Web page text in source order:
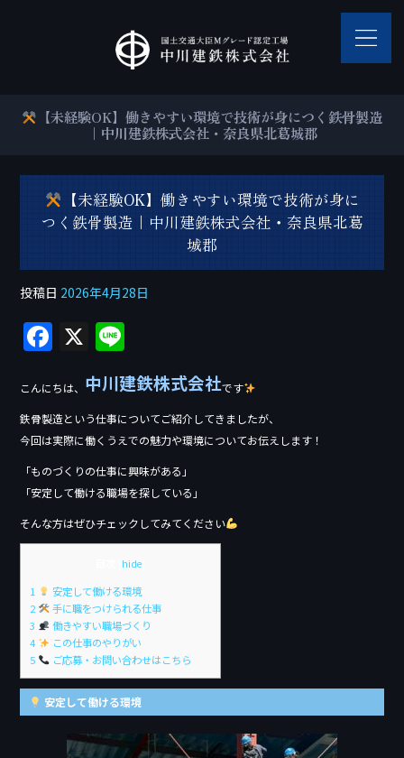
【未経験OK】働きやすい環境で技術が身につく鉄骨製造
｜中川建鉄株式会社・奈良県北葛城郡
【未経験OK】働きやすい環境で技術が身に
つく鉄骨製造｜中川建鉄株式会社・奈良県北葛
城郡
投稿日 2026年4月28日
F
c
e
b
o
o
k
X
n
e
こんにちは、 中川建鉄株式会社です
鉄骨製造という仕事についてご紹介してきましたが、
今回は実際に働くうえでの魅力や環境についてお伝えします！
「ものづくりの仕事に興味がある」
「安定して働ける職場を探している」
そんな方はぜひチェックしてみてください
hide
1
安定して働ける環境
2
手に職をつけられる仕事
3
働きやすい職場づくり
4
この仕事のやりがい
5
ご応募・お問い合わせはこちら
安定して働ける環境